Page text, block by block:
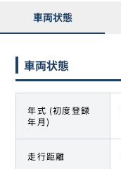
車両状態
車両状態
年式 (初度登録
年月)
走行距離